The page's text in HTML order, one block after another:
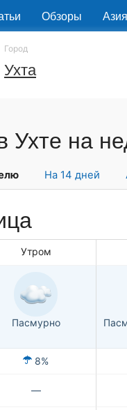
Обзоры Азия
Город
Ухта
Ухте на
На 14 дней
Утром
Пасмурно
8%
—